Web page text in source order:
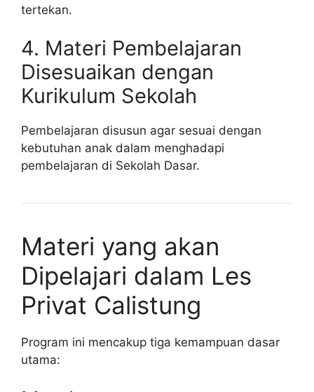
tertekan.
4. Materi Pembelajaran
Disesuaikan dengan
Kurikulum Sekolah
Pembelajaran disusun agar sesuai dengan
kebutuhan anak dalam menghadapi
pembelajaran di Sekolah Dasar.
Materi yang akan
Dipelajari dalam Les
Privat Calistung
Program ini mencakup tiga kemampuan dasar
utama: